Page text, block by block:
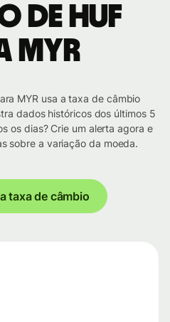
de HUF
MYR
MYR usa a taxa de câmbio
dados históricos dos últimos 5
os dias? Crie um alerta agora e
sobre a variação da moeda.
taxa de câmbio